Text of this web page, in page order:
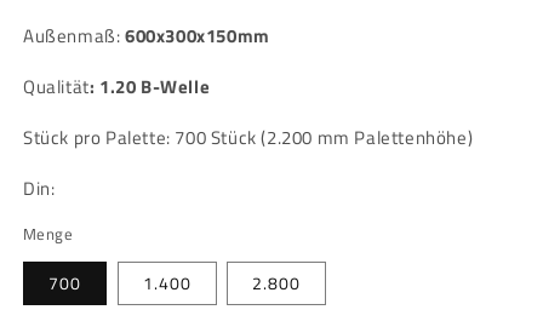
Außenmaß:600x300x150mm
Qualität: 1.20 B-Welle
Stück pro Palette: 700 Stück (2.200 mm Palettenhöhe)
Din:
Menge
700 1.400 2.800